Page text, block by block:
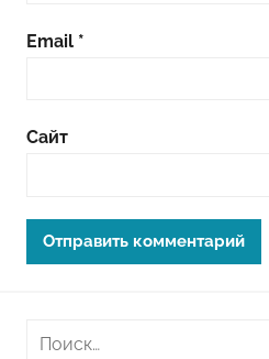
Email *
Сайт